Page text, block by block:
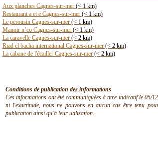
Aux planches Cagnes-sur-mer (< 1 km)
Restaurant a et e Cagnes-sur-mer (< 1 km)
Le perousin Cagnes-sur-mer (< 1 km)
Manoir n’co Cagnes-sur-mer (< 1 km)
La caravelle Cagnes-sur-mer (< 2 km)
Riad el bacha international Cagnes-sur-mer (< 2 km)
La cabane de l'écailler Cagnes-sur-mer (< 2 km)
Conditions de publication des informations
Ces informations ont été communiquées à titre indicatif le 05/
ni l'exactitude, nous ne pouvons en aucun cas être tenu
publication ainsi qu'à leur utilisation.